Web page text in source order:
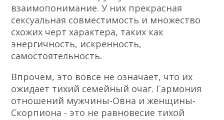
взаимопонимание. У них прекрасная
сексуаль­ная совместимость и множество
схожих черт характера, таких как
энергичность, искрен­ность,
самостоятельность.
Впрочем, это вовсе не означает, что их
ожи­дает тихий семейный очаг. Гармония
отношений мужчины-Овна и женщины-
Скорпиона - это не равновесие тихой